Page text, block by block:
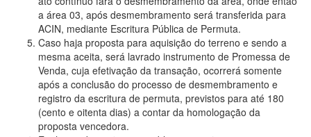
a área 03, após desmembramento será transferida para
ACIN, mediante Escritura Pública de Permuta.
Caso haja proposta para aquisição do terreno e sendo a
mesma aceita, será lavrado instrumento de Promessa de
Venda, cuja efetivação da transação, ocorrerá somente
após a conclusão do processo de desmembramento e
registro da escritura de permuta, previstos para até 180
(cento e oitenta dias) a contar da homologação da
proposta vencedora.